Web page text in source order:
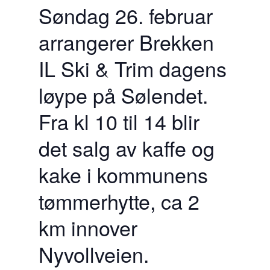
Søndag 26. februar
arrangerer Brekken
IL Ski & Trim dagens
løype på Sølendet.
Fra kl 10 til 14 blir
det salg av kaffe og
kake i kommunens
tømmerhytte, ca 2
km innover
Nyvollveien.